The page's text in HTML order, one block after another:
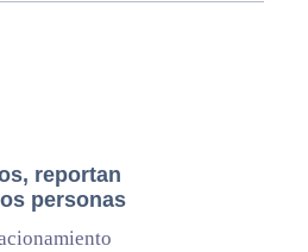
reportan
personas